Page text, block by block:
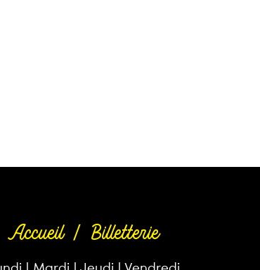
Accueil | Billetterie